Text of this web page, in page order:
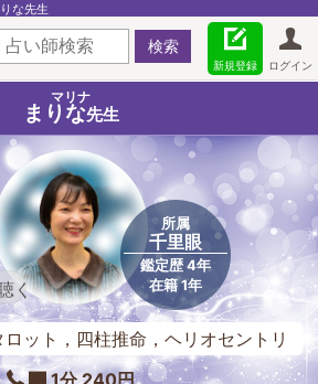
な先生
ログイン
新規登録
マリナ
まりな先生
所属
千里眼
鑑定歴 4年
在籍 1年
く
ロット，四柱推命，ヘリオセントリ
ュアル・リーディング，前世鑑定，
1分 240円